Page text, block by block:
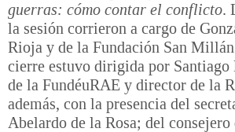
guerras: cómo contar el conflicto.
la sesión corrieron a cargo de
Rioja y de la Fundación San
cierre estuvo dirigida por
de la FundéuRAE y director de la
además, con la presencia del
Abelardo de la Rosa; del